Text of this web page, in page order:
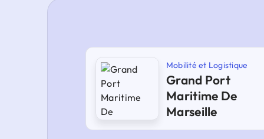
Mobilité et Logistique
Grand Port
Maritime De
Marseille